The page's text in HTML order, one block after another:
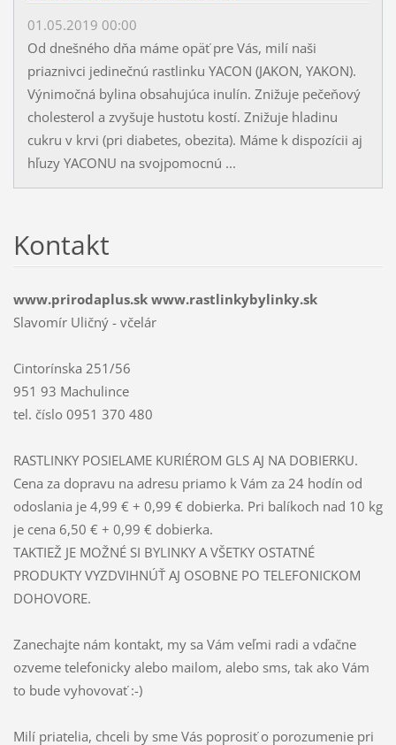
01.05.2019 00:00
Od dnešného dňa máme opäť pre Vás, milí naši
priaznivci jedinečnú rastlinku YACON (JAKON, YAKON).
Výnimočná bylina obsahujúca inulín. Znižuje pečeňový
cholesterol a zvyšuje hustotu kostí. Znižuje hladinu
cukru v krvi (pri diabetes, obezita). Máme k dispozícii aj
hľuzy YACONU na svojpomocnú ...
Kontakt
www.prirodaplus.sk www.rastlinkybylinky.sk
Slavomír Uličný - včelár
Cintorínska 251/56
951 93 Machulince
tel. číslo 0951 370 480
RASTLINKY POSIELAME KURIÉROM GLS AJ NA DOBIERKU.
Cena za dopravu na adresu priamo k Vám za 24 hodín od
odoslania je 4,99 € + 0,99 € dobierka. Pri balíkoch nad 10 kg
je cena 6,50 € + 0,99 € dobierka.
TAKTIEŽ JE MOŽNÉ SI BYLINKY A VŠETKY OSTATNÉ
PRODUKTY VYZDVIHNÚŤ AJ OSOBNE PO TELEFONICKOM
DOHOVORE.
Zanechajte nám kontakt, my sa Vám veľmi radi a vďačne
ozveme telefonicky alebo mailom, alebo sms, tak ako Vám
to bude vyhovovať :-)
Milí priatelia, chceli by sme Vás poprosiť o porozumenie pri